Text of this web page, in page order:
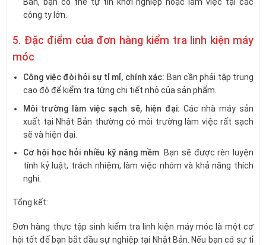
công ty lớn.
5. Đặc điểm của đơn hàng kiểm tra linh kiện máy
móc
Công việc đòi hỏi sự tỉ mỉ, chính xác: Bạn cần phải tập trung
cao độ để kiểm tra từng chi tiết nhỏ của sản phẩm.
Môi trường làm việc sạch sẽ, hiện đại: Các nhà máy sản
xuất tại Nhật Bản thường có môi trường làm việc rất sạch
sẽ và hiện đại.
Cơ hội học hỏi nhiều kỹ năng mềm: Bạn sẽ được rèn luyện
tính kỷ luật, trách nhiệm, làm việc nhóm và khả năng thích
nghi.
Tổng kết:
Đơn hàng thực tập sinh kiểm tra linh kiện máy móc là một cơ
hội tốt để bạn bắt đầu sự nghiệp tại Nhật Bản. Nếu bạn có sự tỉ